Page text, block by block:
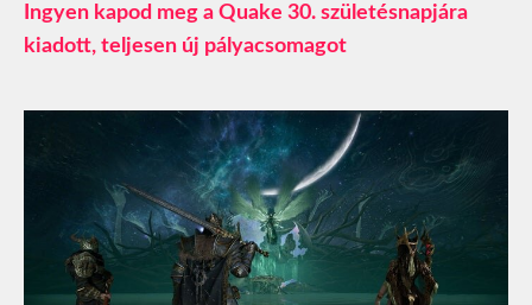
Ingyen kapod meg a Quake 30. születésnapjára
kiadott, teljesen új pályacsomagot